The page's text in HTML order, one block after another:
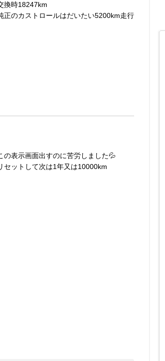
換時18247km
正のカストロールはだいたい5200km走行
の表示画面出すのに苦労しました💦
セットして次は1年又は10000km